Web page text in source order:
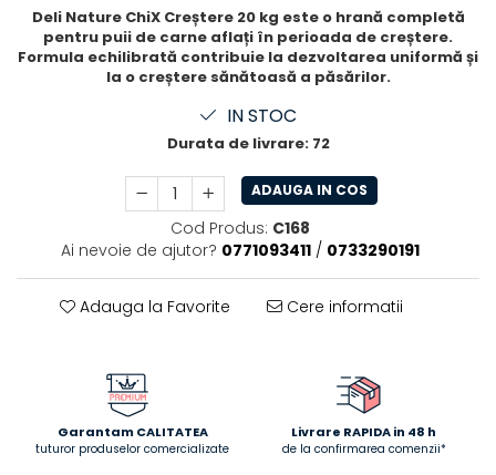
Deli Nature ChiX Creștere 20 kg este o hrană completă
pentru puii de carne aflați în perioada de creștere.
Formula echilibrată contribuie la dezvoltarea uniformă și
la o creștere sănătoasă a păsărilor.
IN STOC
Durata de livrare:72
ADAUGA IN COS
Cod Produs: C168
Ai nevoie de ajutor? 0771093411 / 0733290191
Adauga la Favorite Cere informatii
Garantam CALITATEA
tuturor produselor comercializate
Livrare RAPIDA in 48 h
de la confirmarea comenzii*